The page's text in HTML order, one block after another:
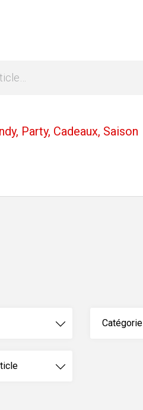
Party, Cadeaux, Saison
Catégorie